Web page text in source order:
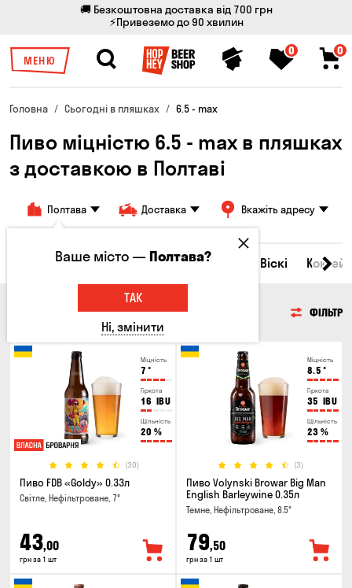
🚚 Безкоштовна доставка від 700 грн
⚡Привеземо до 90 хвилин
МЕНЮ
0 0
Головна Сьогодні в пляшках 6.5 - max
Пиво міцністю 6.5 - max в пляшках
з доставкою в Полтаві
Полтава Доставка Вкажіть адресу
Всі товари Пиво Сидр Віскі
ФІЛЬТР
Міцність
7 °
Гіркота
16 IBU
Щільність
20 %
(30)
Пиво FDB «Goldy» 0.33л
Світле, Нефільтроване, 7°
43,00
грн за 1 шт
Міцність
8.5 °
Гіркота
35 IBU
Щільність
23 %
(3)
Пиво Volynski Browar Big Man
English Barleywine 0.35л
Темне, Нефільтроване, 8.5°
79,50
грн за 1 шт
Ваше місто —Полтава?
ТАК
Ні, змінити